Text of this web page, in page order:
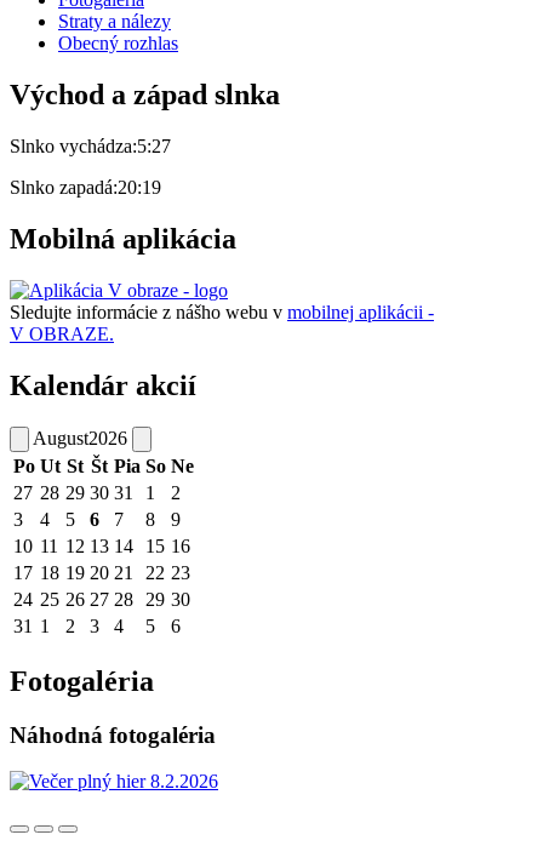
Straty a nálezy
Obecný rozhlas
Východ a západ slnka
Slnko vychádza:5:27
Slnko zapadá:20:19
Mobilná aplikácia
Sledujte informácie z nášho webu v mobilnej aplikácii -
V OBRAZE.
Kalendár akcií
August2026
Po Ut St Št Pia So Ne
27 28 29 30 31 1
2
3
4 5 6 7 8
9
10 11 12 13 14 15 16
17 18 19 20 21 22 23
24 25 26 27 28 29 30
31 1 2 3 4 5 6
Fotogaléria
Náhodná fotogaléria